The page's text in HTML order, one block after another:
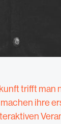
trifft man
ihre